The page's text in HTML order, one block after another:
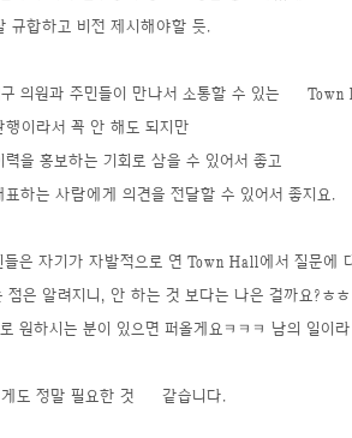
규합하고 비전 제시해야할 듯.
의원과 주민들이 만나서 소통할 수 있는
Town
행이라서 꼭 안 해도 되지만
을 홍보하는 기회로 삼을 수 있어서 좋고
표하는 사람에게 의견을 전달할 수 있어서 좋지요.
들은 자기가 자발적으로 연 Town Hall에서 질문
점은 알려지니, 안 하는 것 보다는 나은 걸까요?ㅎㅎ
원하시는 분이 있으면 퍼올게요ㅋㅋㅋ 남의 일이
도 정말 필요한 것 같습니다.